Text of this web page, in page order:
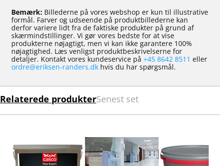
Bemærk: Billederne på vores webshop er kun til illustrative
formål. Farver og udseende på produktbillederne kan
derfor variere lidt fra de faktiske produkter på grund af
skærmindstillinger. Vi gør vores bedste for at vise
produkterne nøjagtigt, men vi kan ikke garantere 100%
nøjagtighed. Læs venligst produktbeskrivelserne for
detaljer. Kontakt vores kundeservice på +45 8642 8511 eller
ordre@eriksen-randers.dk hvis du har spørgsmål.
Relaterede produkterSenest set